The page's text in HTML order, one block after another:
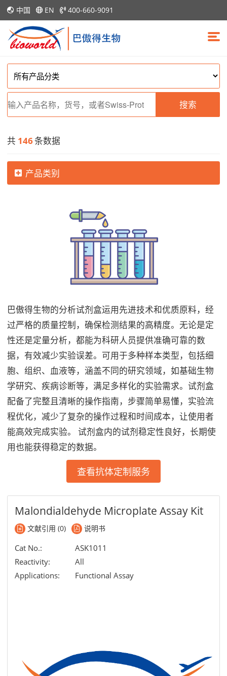
中国 EN 400-660-9091
搜索
共 146条数据
产品类别
巴傲得生物的分析试剂盒运用先进技术和优质原料，经
过严格的质量控制，确保检测结果的高精度。无论是定
性还是定量分析，都能为科研人员提供准确可靠的数
据，有效减少实验误差。可用于多种样本类型，包括细
胞、组织、血液等，涵盖不同的研究领域，如基础生物
学研究、疾病诊断等，满足多样化的实验需求。试剂盒
配备了完整且清晰的操作指南，步骤简单易懂，实验流
程优化，减少了复杂的操作过程和时间成本，让使用者
能高效完成实验。 试剂盒内的试剂稳定性良好，长期使
用也能获得稳定的数据。
查看抗体定制服务
Malondialdehyde Microplate Assay Kit
文献引用 (0) 说明书
Cat No.:
ASK1011
Reactivity:
All
Applications:
Functional Assay